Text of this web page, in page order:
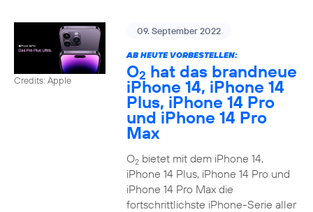
Credits: Apple
09. September 2022
AB HEUTE VORBESTELLEN:
O2 hat das brandneue
iPhone 14, iPhone 14
Plus, iPhone 14 Pro
und iPhone 14 Pro
Max
O2bietet mit dem iPhone 14,
iPhone 14 Plus, iPhone 14 Pro und
iPhone 14 Pro Max die
fortschrittlichste iPhone-Serie aller